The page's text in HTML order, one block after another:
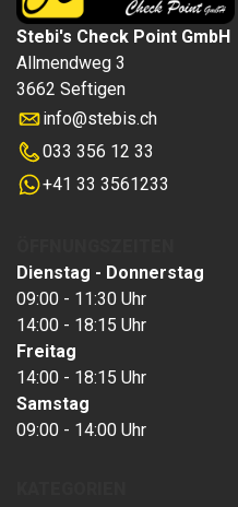
Stebi's Check Point GmbH
Allmendweg 3
3662 Seftigen
info@stebis.ch
033 356 12 33
+41 33 3561233
Dienstag - Donnerstag
09:00 - 11:30 Uhr
14:00 - 18:15 Uhr
Freitag
14:00 - 18:15 Uhr
Samstag
09:00 - 14:00 Uhr